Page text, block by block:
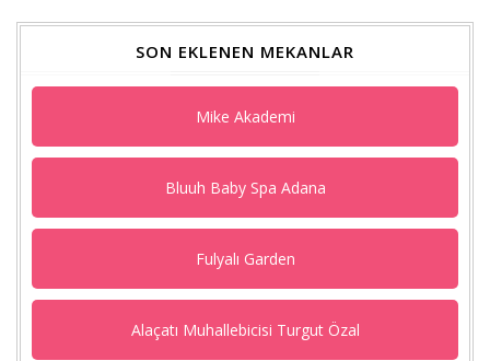
SON EKLENEN MEKANLAR
Mike Akademi
Bluuh Baby Spa Adana
Fulyalı Garden
Alaçatı Muhallebicisi Turgut Özal